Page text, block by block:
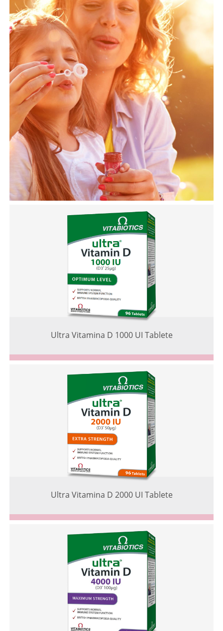
Ultra Vitamina D 1000 UI Tablete
Ultra Vitamina D 2000 UI Tablete